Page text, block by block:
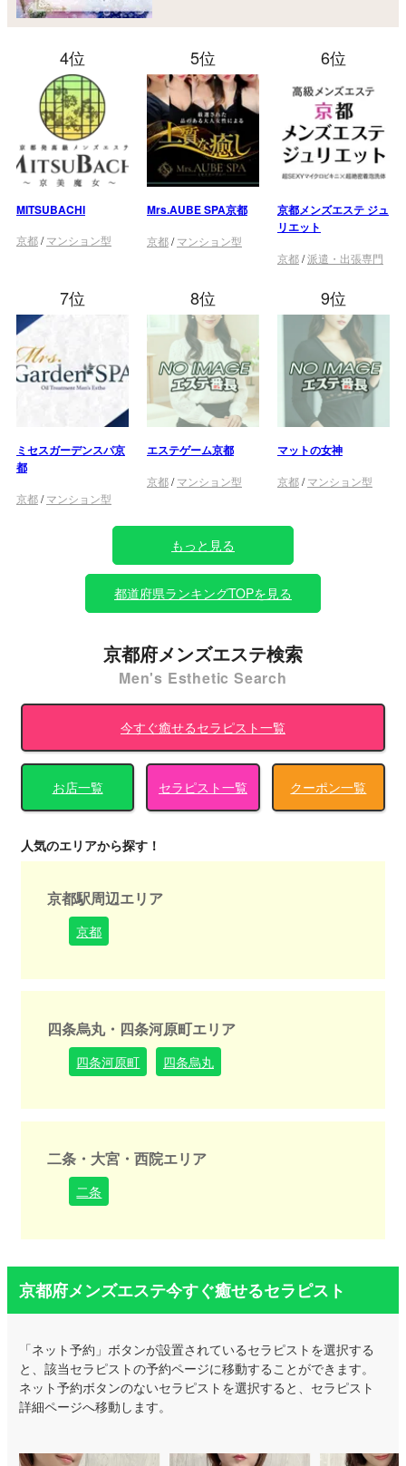
4位
MITSUBACHI
京都/マンション型
5位
Mrs.AUBE SPA京都
京都/マンション型
6位
京都メンズエステ ジュ
リエット
京都/派遣・出張専門
7位
ミセスガーデンスパ京
都
京都/マンション型
8位
エステゲーム京都
京都/マンション型
9位
マットの女神
京都/マンション型
もっと見る
都道府県ランキングTOPを見る
京都府メンズエステ検索
Men's Esthetic Search
今すぐ癒せるセラピスト一覧
お店一覧 セラピスト一覧 クーポン一覧
人気のエリアから探す！
京都駅周辺エリア
京都
四条烏丸・四条河原町エリア
四条河原町 四条烏丸
二条・大宮・西院エリア
二条
京都府メンズエステ今すぐ癒せるセラピスト
「ネット予約」ボタンが設置されているセラピストを選択する
と、該当セラピストの予約ページに移動することができます。
ネット予約ボタンのないセラピストを選択すると、セラピスト
詳細ページへ移動します。